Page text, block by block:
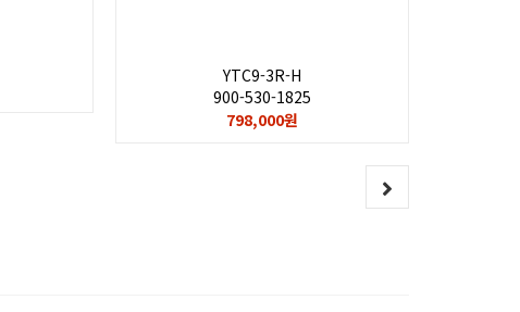
YTC9-3R-H
900-530-1825
798,000원